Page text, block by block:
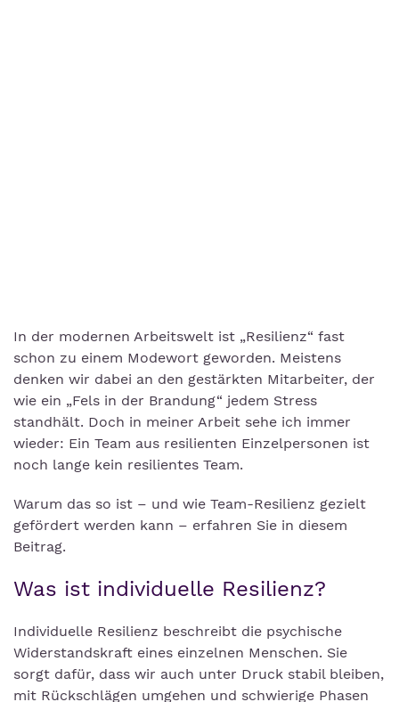
In der modernen Arbeitswelt ist „Resilienz“ fast
schon zu einem Modewort geworden. Meistens
denken wir dabei an den gestärkten Mitarbeiter, der
wie ein „Fels in der Brandung“ jedem Stress
standhält. Doch in meiner Arbeit sehe ich immer
wieder: Ein Team aus resilienten Einzelpersonen ist
noch lange kein resilientes Team.
Warum das so ist – und wie Team-Resilienz gezielt
gefördert werden kann – erfahren Sie in diesem
Beitrag.
Was ist individuelle Resilienz?
Individuelle Resilienz beschreibt die psychische
Widerstandskraft eines einzelnen Menschen. Sie
sorgt dafür, dass wir auch unter Druck stabil bleiben,
mit Rückschlägen umgehen und schwierige Phasen